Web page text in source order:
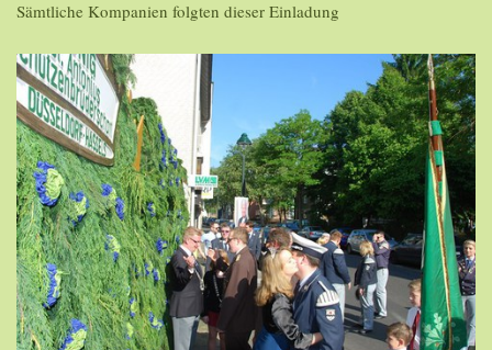
Sämtliche Kompanien folgten dieser Einladung